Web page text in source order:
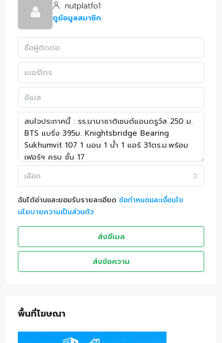
nutplatfo1
ดูข้อมูลสมาชิก
เลือก
ฉันได้อ่านและยอมรับรายละเอียด ข้อกำหนดและเงื่อนไข
นโยบายความเป็นส่วนตัว
ส่งอีเมล
ส่งข้อความ
พื้นที่โฆษณา